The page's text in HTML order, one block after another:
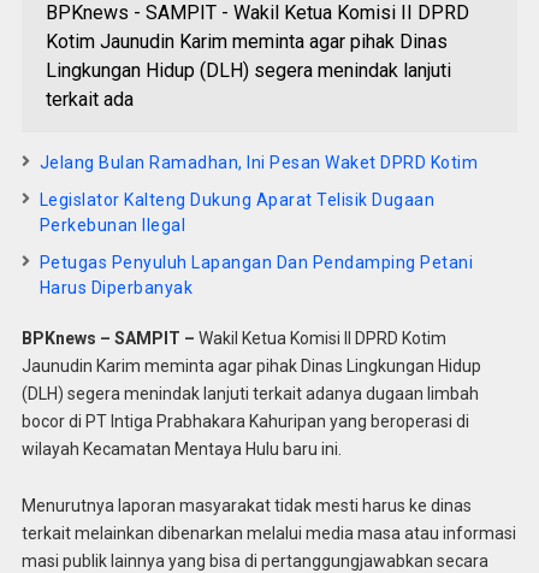
BPKnews - SAMPIT - Wakil Ketua Komisi II DPRD
Kotim Jaunudin Karim meminta agar pihak Dinas
Lingkungan Hidup (DLH) segera menindak lanjuti
terkait ada
Jelang Bulan Ramadhan, Ini Pesan Waket DPRD Kotim
Legislator Kalteng Dukung Aparat Telisik Dugaan
Perkebunan Ilegal
Petugas Penyuluh Lapangan Dan Pendamping Petani
Harus Diperbanyak
BPKnews – SAMPIT – Wakil Ketua Komisi II DPRD Kotim
Jaunudin Karim meminta agar pihak Dinas Lingkungan Hidup
(DLH) segera menindak lanjuti terkait adanya dugaan limbah
bocor di PT Intiga Prabhakara Kahuripan yang beroperasi di
wilayah Kecamatan Mentaya Hulu baru ini.
Menurutnya laporan masyarakat tidak mesti harus ke dinas
terkait melainkan dibenarkan melalui media masa atau informasi
masi publik lainnya yang bisa di pertanggungjawabkan secara